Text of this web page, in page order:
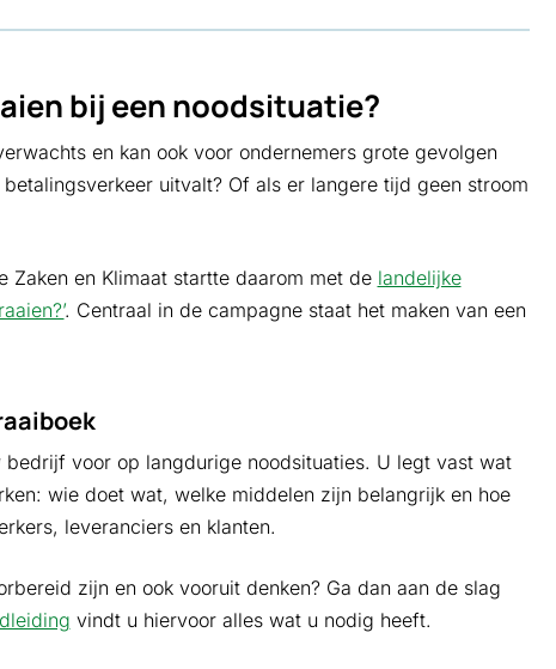
bij een noodsituatie?
en kan ook voor ondernemers grote gevolgen
uitvalt? Of als er langere tijd geen stroom
Zaken en Klimaat startte daarom met de landelijke
. Centraal in de campagne staat het maken van een
voor op langdurige noodsituaties. U legt vast wat
wie doet wat, welke middelen zijn belangrijk en hoe
leveranciers en klanten.
zijn en ook vooruit denken? Ga dan aan de slag
vindt u hiervoor alles wat u nodig heeft.